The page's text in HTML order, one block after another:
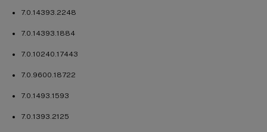
7.0.14393.2248
7.0.14393.1884
7.0.10240.17443
7.0.9600.18722
7.0.1493.1593
7.0.1393.2125